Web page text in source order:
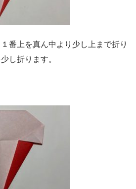
番上を真ん中より少し上まで折り
し折ります。